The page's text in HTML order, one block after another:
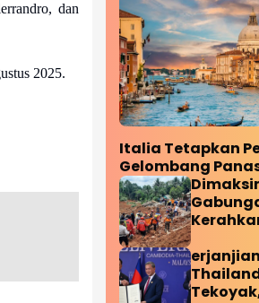
dan
2025.
Italia Tetapkan
Gelombang
Korban
Cilacap